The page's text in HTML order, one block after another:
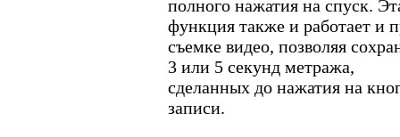
полного нажатия на спуск.
функция также и работает и
съемке видео, позволяя
3 или 5 секунд метража,
сделанных до нажатия на
записи.